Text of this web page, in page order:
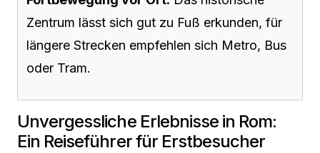
Zentrum lässt sich gut zu Fuß erkunden, für
längere Strecken empfehlen sich Metro, Bus
oder Tram.
Unvergessliche Erlebnisse in Rom:
Ein Reiseführer für Erstbesucher